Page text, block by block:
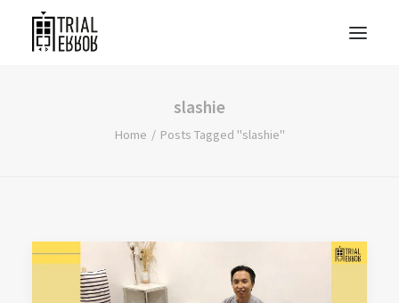
slashie
Home Posts Tagged "slashie"